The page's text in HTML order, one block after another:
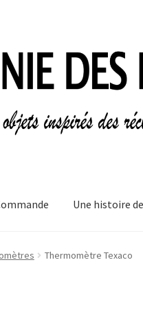
Une histoire
Informations légales
Thermomètre Texaco